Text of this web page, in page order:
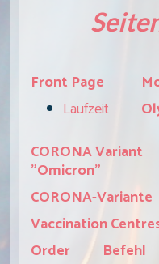
Front Page
Laufzeit
CORONA Variant
"Omicron"
CORONA-Variante
Vaccination
Order
Befehl